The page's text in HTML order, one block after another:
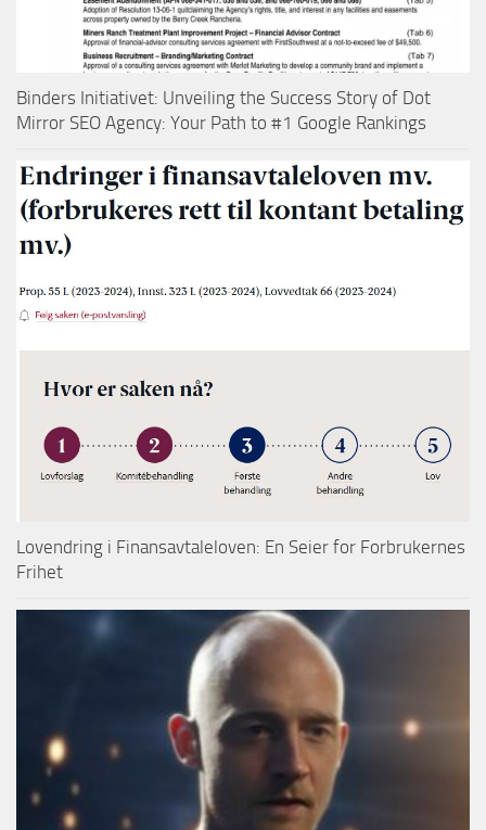
Binders Initiativet: Unveiling the Success Story of Dot
Mirror SEO Agency: Your Path to #1 Google Rankings
Lovendring i Finansavtaleloven: En Seier for Forbrukernes
Frihet